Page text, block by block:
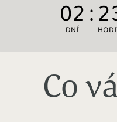
02
DNÍ
:
Co